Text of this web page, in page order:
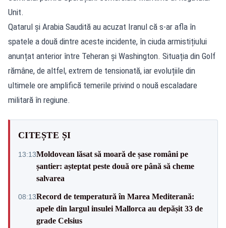
Unit.
Qatarul și Arabia Saudită au acuzat Iranul că s-ar afla în
spatele a două dintre aceste incidente, în ciuda armistițiului
anunțat anterior între Teheran și Washington. Situația din Golf
rămâne, de altfel, extrem de tensionată, iar evoluțiile din
ultimele ore amplifică temerile privind o nouă escaladare
militară în regiune.
CITEȘTE ȘI
13:13Moldovean lăsat să moară de șase români pe
șantier: așteptat peste două ore până să cheme
salvarea
08:13Record de temperatură în Marea Mediterană:
apele din largul insulei Mallorca au depășit 33 de
grade Celsius